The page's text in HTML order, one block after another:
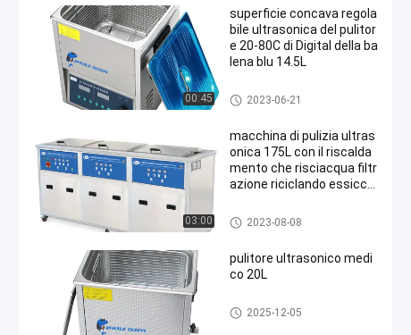
00:45
superficie concava regola
bile ultrasonica del pulitor
e 20-80C di Digital della ba
lena blu 14.5L
Pulitore ultrasonico di Digital
2023-06-21
03:00
macchina di pulizia ultras
onica 175L con il riscalda
mento che risciacqua filtr
azione riciclando essicca
Pulitore ultrasonico industrial
e
2023-08-08
pulitore ultrasonico medi
co 20L
Pulitore ultrasonico medico
2025-12-05